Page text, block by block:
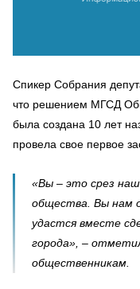
Спикер Собрания
что решением МГСД
была создана 10 лет
провела свое первое
«Вы – это срез
общества. Вы нам
удастся вместе
города», –
общественникам.